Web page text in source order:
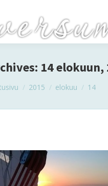
14 elokuun,
are here:
2015 elokuu 14